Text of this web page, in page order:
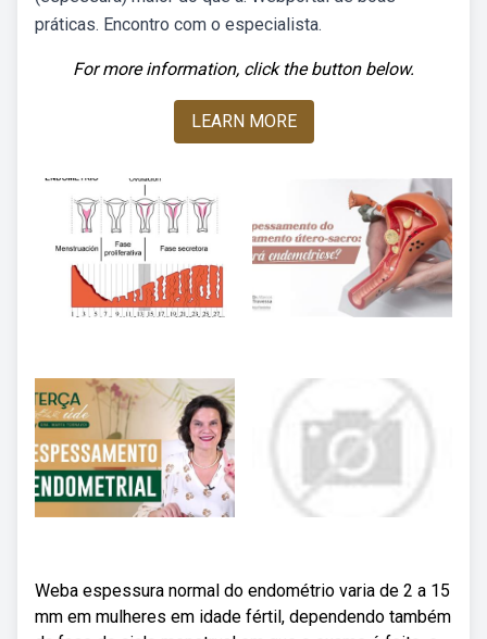
práticas. Encontro com o especialista.
For more information, click the button below.
LEARN MORE
Weba espessura normal do endométrio varia de 2 a 15
mm em mulheres em idade fértil, dependendo também